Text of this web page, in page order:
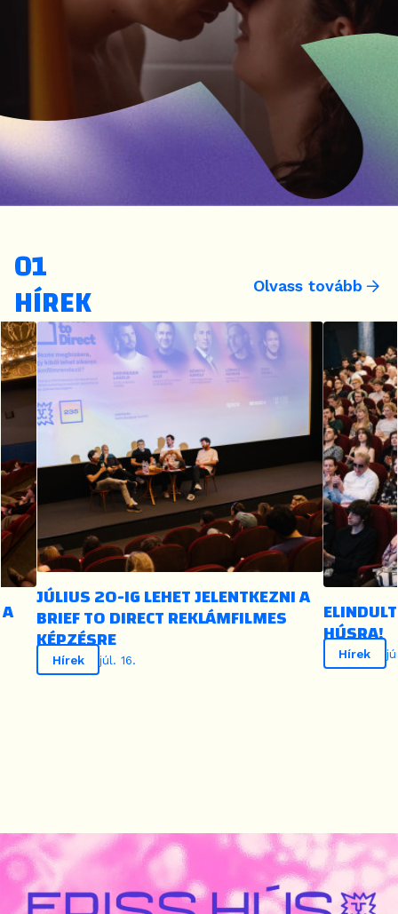
HÍREK Olvass tovább
JÚLIUS 20-IG LEHET JELENTKEZNI A
BRIEF TO DIRECT REKLÁMFILMES
KÉPZÉSRE
Hírek júl. 16.
ELINDULT A
HÚSRA!
Hírek jún. 11.